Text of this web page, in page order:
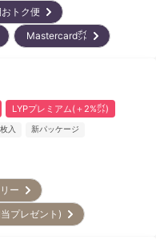
おトク便
Mastercard㌽
LYPプレミアム(＋2%㌽)
枚入 新パッケージ
リー
当プレゼント)